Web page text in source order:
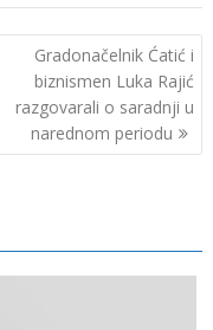
Gradonačelnik Ćatić i
biznismen Luka Rajić
razgovarali o saradnji u
narednom periodu